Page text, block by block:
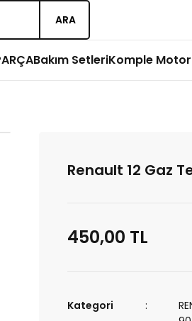
ARA
Bakım SetleriKomple Motor
Renault 12 Gaz
450,00 TL
Kategori